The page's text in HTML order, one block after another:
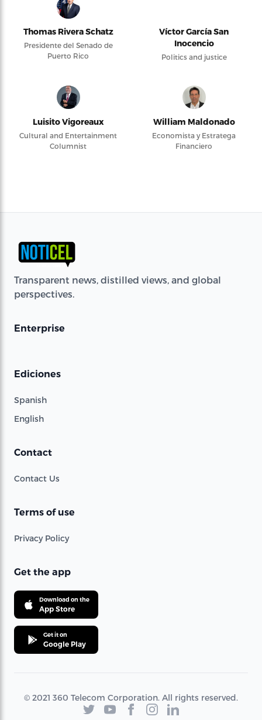
Thomas Rivera Schatz
Presidente del Senado de
Puerto Rico
Víctor García San
Inocencio
Politics and justice
Luisito Vigoreaux
Cultural and Entertainment
Columnist
William Maldonado
Economista y Estratega
Financiero
Transparent news, distilled views, and global
perspectives.
Enterprise
Ediciones
Spanish
English
Contact
Contact Us
Terms of use
Privacy Policy
Get the app
Download on the
App Store
Get it on
Google Play
© 2021 360 Telecom Corporation. All rights reserved.